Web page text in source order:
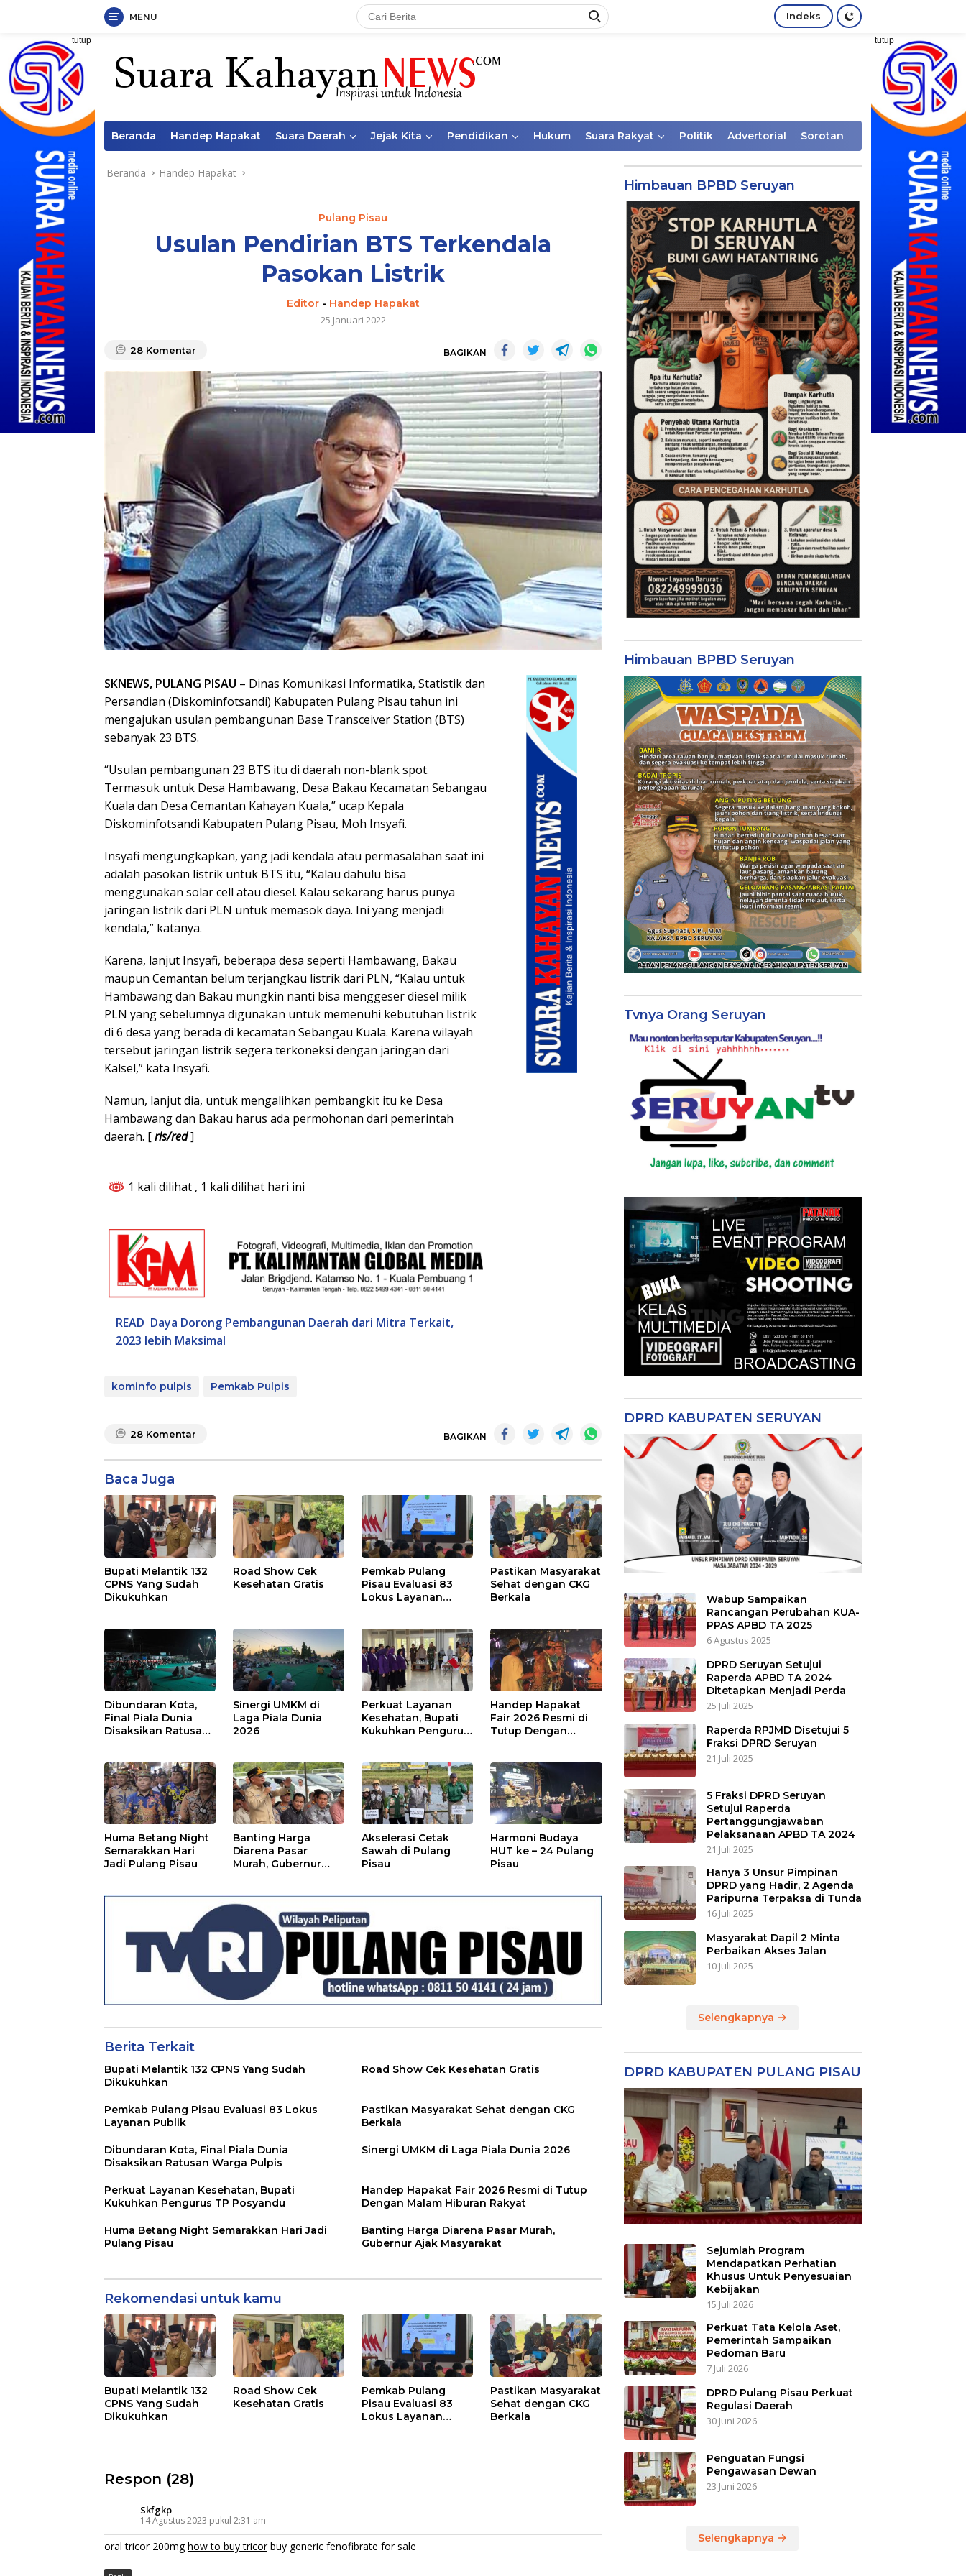
Langsung
konten
MENU Indeks
tutup tutup
Beranda Handep Hapakat Suara Daerah Jejak Kita Pendidikan Hukum Suara Rakyat Politik Advertorial Sorotan
Beranda Handep Hapakat
Pulang Pisau
Usulan Pendirian BTS Terkendala
Pasokan Listrik
Editor- Handep Hapakat
25 Januari 2022
28 Komentar BAGIKAN
SKNEWS, PULANG PISAU – Dinas Komunikasi Informatika, Statistik dan
Persandian (Diskominfotsandi) Kabupaten Pulang Pisau tahun ini
mengajukan usulan pembangunan Base Transceiver Station (BTS)
sebanyak 23 BTS.
“Usulan pembangunan 23 BTS itu di daerah non-blank spot.
Termasuk untuk Desa Hambawang, Desa Bakau Kecamatan Sebangau
Kuala dan Desa Cemantan Kahayan Kuala,” ucap Kepala
Diskominfotsandi Kabupaten Pulang Pisau, Moh Insyafi.
Insyafi mengungkapkan, yang jadi kendala atau permasalahan saat ini
adalah pasokan listrik untuk BTS itu, “Kalau dahulu bisa
menggunakan solar cell atau diesel. Kalau sekarang harus punya
jaringan listrik dari PLN untuk memasok daya. Ini yang menjadi
kendala,” katanya.
Karena, lanjut Insyafi, beberapa desa seperti Hambawang, Bakau
maupun Cemantan belum terjangkau listrik dari PLN, “Kalau untuk
Hambawang dan Bakau mungkin nanti bisa menggeser diesel milik
PLN yang sebelumnya digunakan untuk memenuhi kebutuhan listrik
di 6 desa yang berada di kecamatan Sebangau Kuala. Karena wilayah
tersebut jaringan listrik segera terkoneksi dengan jaringan dari
Kalsel,” kata Insyafi.
Namun, lanjut dia, untuk mengalihkan pembangkit itu ke Desa
Hambawang dan Bakau harus ada permohonan dari pemerintah
daerah. [rls/red]
1 kali dilihat , 1 kali dilihat hari ini
READ Daya Dorong Pembangunan Daerah dari Mitra Terkait,
2023 lebih Maksimal
kominfo pulpis Pemkab Pulpis
28 Komentar BAGIKAN
Baca Juga
Bupati Melantik 132
CPNS Yang Sudah
Dikukuhkan
Road Show Cek
Kesehatan Gratis
Pemkab Pulang
Pisau Evaluasi 83
Lokus Layanan
Pastikan Masyarakat
Sehat dengan CKG
Berkala
Dibundaran Kota,
Final Piala Dunia
Disaksikan Ratusan
Sinergi UMKM di
Laga Piala Dunia
2026
Perkuat Layanan
Kesehatan, Bupati
Kukuhkan Pengurus
Handep Hapakat
Fair 2026 Resmi di
Tutup Dengan
Huma Betang Night
Semarakkan Hari
Jadi Pulang Pisau
Banting Harga
Diarena Pasar
Murah, Gubernur
Akselerasi Cetak
Sawah di Pulang
Pisau
Harmoni Budaya
HUT ke – 24 Pulang
Pisau
Berita Terkait
Bupati Melantik 132 CPNS Yang Sudah
Dikukuhkan
Road Show Cek Kesehatan Gratis
Pemkab Pulang Pisau Evaluasi 83 Lokus
Layanan Publik
Pastikan Masyarakat Sehat dengan CKG
Berkala
Dibundaran Kota, Final Piala Dunia
Disaksikan Ratusan Warga Pulpis
Sinergi UMKM di Laga Piala Dunia 2026
Perkuat Layanan Kesehatan, Bupati
Kukuhkan Pengurus TP Posyandu
Handep Hapakat Fair 2026 Resmi di Tutup
Dengan Malam Hiburan Rakyat
Huma Betang Night Semarakkan Hari Jadi
Pulang Pisau
Banting Harga Diarena Pasar Murah,
Gubernur Ajak Masyarakat
Rekomendasi untuk kamu
Bupati Melantik 132
CPNS Yang Sudah
Dikukuhkan
Road Show Cek
Kesehatan Gratis
Pemkab Pulang
Pisau Evaluasi 83
Lokus Layanan
Pastikan Masyarakat
Sehat dengan CKG
Berkala
Respon (28)
Skfgkp
14 Agustus 2023 pukul 2:31 am
oral tricor 200mghow to buy tricorbuy generic fenofibrate for sale
Himbauan BPBD Seruyan
Himbauan BPBD Seruyan
Tvnya Orang Seruyan
DPRD KABUPATEN SERUYAN
Wabup Sampaikan
Rancangan Perubahan KUA-
PPAS APBD TA 2025
6 Agustus 2025
DPRD Seruyan Setujui
Raperda APBD TA 2024
Ditetapkan Menjadi Perda
25 Juli 2025
Raperda RPJMD Disetujui 5
Fraksi DPRD Seruyan
21 Juli 2025
5 Fraksi DPRD Seruyan
Setujui Raperda
Pertanggungjawaban
Pelaksanaan APBD TA 2024
21 Juli 2025
Hanya 3 Unsur Pimpinan
DPRD yang Hadir, 2 Agenda
Paripurna Terpaksa di Tunda
16 Juli 2025
Masyarakat Dapil 2 Minta
Perbaikan Akses Jalan
10 Juli 2025
Selengkapnya
DPRD KABUPATEN PULANG PISAU
Sejumlah Program
Mendapatkan Perhatian
Khusus Untuk Penyesuaian
Kebijakan
15 Juli 2026
Perkuat Tata Kelola Aset,
Pemerintah Sampaikan
Pedoman Baru
7 Juli 2026
DPRD Pulang Pisau Perkuat
Regulasi Daerah
30 Juni 2026
Penguatan Fungsi
Pengawasan Dewan
23 Juni 2026
Selengkapnya